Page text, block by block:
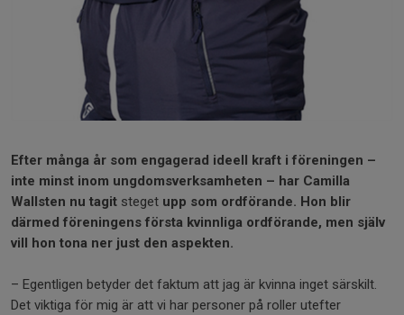
Efter många år som engagerad ideell kraft i föreningen –
inte minst inom ungdomsverksamheten – har Camilla
Wallsten nu tagit steget upp som ordförande. Hon blir
därmed föreningens första kvinnliga ordförande, men själv
vill hon tona ner just den aspekten.
– Egentligen betyder det faktum att jag är kvinna inget särskilt.
Det viktiga för mig är att vi har personer på roller utefter